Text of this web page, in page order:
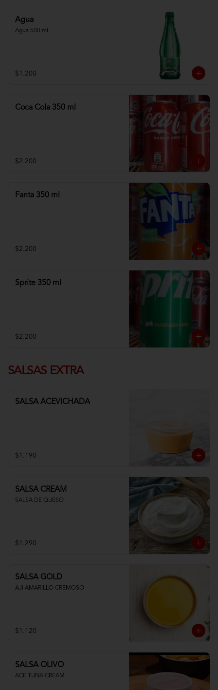
Agua
Agua 500 ml
$1.200
Coca Cola 350 ml
$2.200
Fanta 350 ml
$2.200
Sprite 350 ml
$2.200
SALSAS EXTRA
SALSA ACEVICHADA
$1.190
SALSA CREAM
SALSA DE QUESO
$1.290
SALSA GOLD
AJI AMARILLO CREMOSO
$1.120
SALSA OLIVO
ACEITUNA CREAM